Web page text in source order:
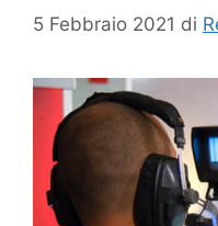
5 Febbraio 2021 di